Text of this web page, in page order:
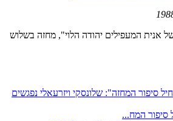
אנית המעפילים יהודה הלוי", מחזה בשלוש
סיפור המח...